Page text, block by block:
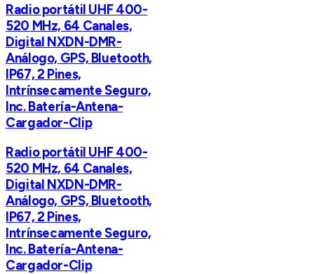
Radio portátil UHF 400-
520 MHz, 64 Canales,
Digital NXDN-DMR-
Análogo, GPS, Bluetooth,
IP67, 2 Pines,
Intrínsecamente Seguro,
Inc. Batería-Antena-
Cargador-Clip
Radio portátil UHF 400-
520 MHz, 64 Canales,
Digital NXDN-DMR-
Análogo, GPS, Bluetooth,
IP67, 2 Pines,
Intrínsecamente Seguro,
Inc. Batería-Antena-
Cargador-Clip